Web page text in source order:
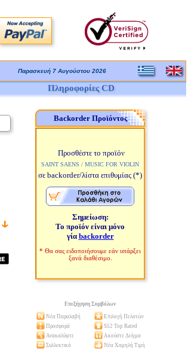
Παρασκευή 7 Αυγούστου 2026
Πληροφορίες CD
Backorder Προϊόντος
Προσθέστε το προϊόν
SAINT SAENS / MUSIC FOR VIOLIN
σε backorder/λίστα επιθυμίας (*)
Σημείωση:
Το προϊόν είναι μόνο
γία backorder
* Θα σας ειδοποιήσουμε εάν υπάρξει
ξανά διαθέσιμο.
Επεξήγηση Συμβόλων
Νέα Παραλαβή
Επιλογή Πελατών
Προσφορά
S52 Top Rated
Ανακαλύψτε
Ακούστε Δείγμα
Συλλεκτικό
Νέα Χαμηλή Τιμή